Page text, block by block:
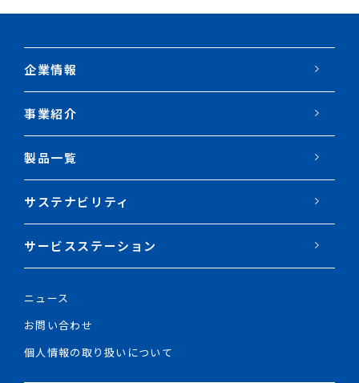
企業情報
事業紹介
製品一覧
サステナビリティ
サービスステーション
ニュース
お問い合わせ
個人情報の取り扱いについて